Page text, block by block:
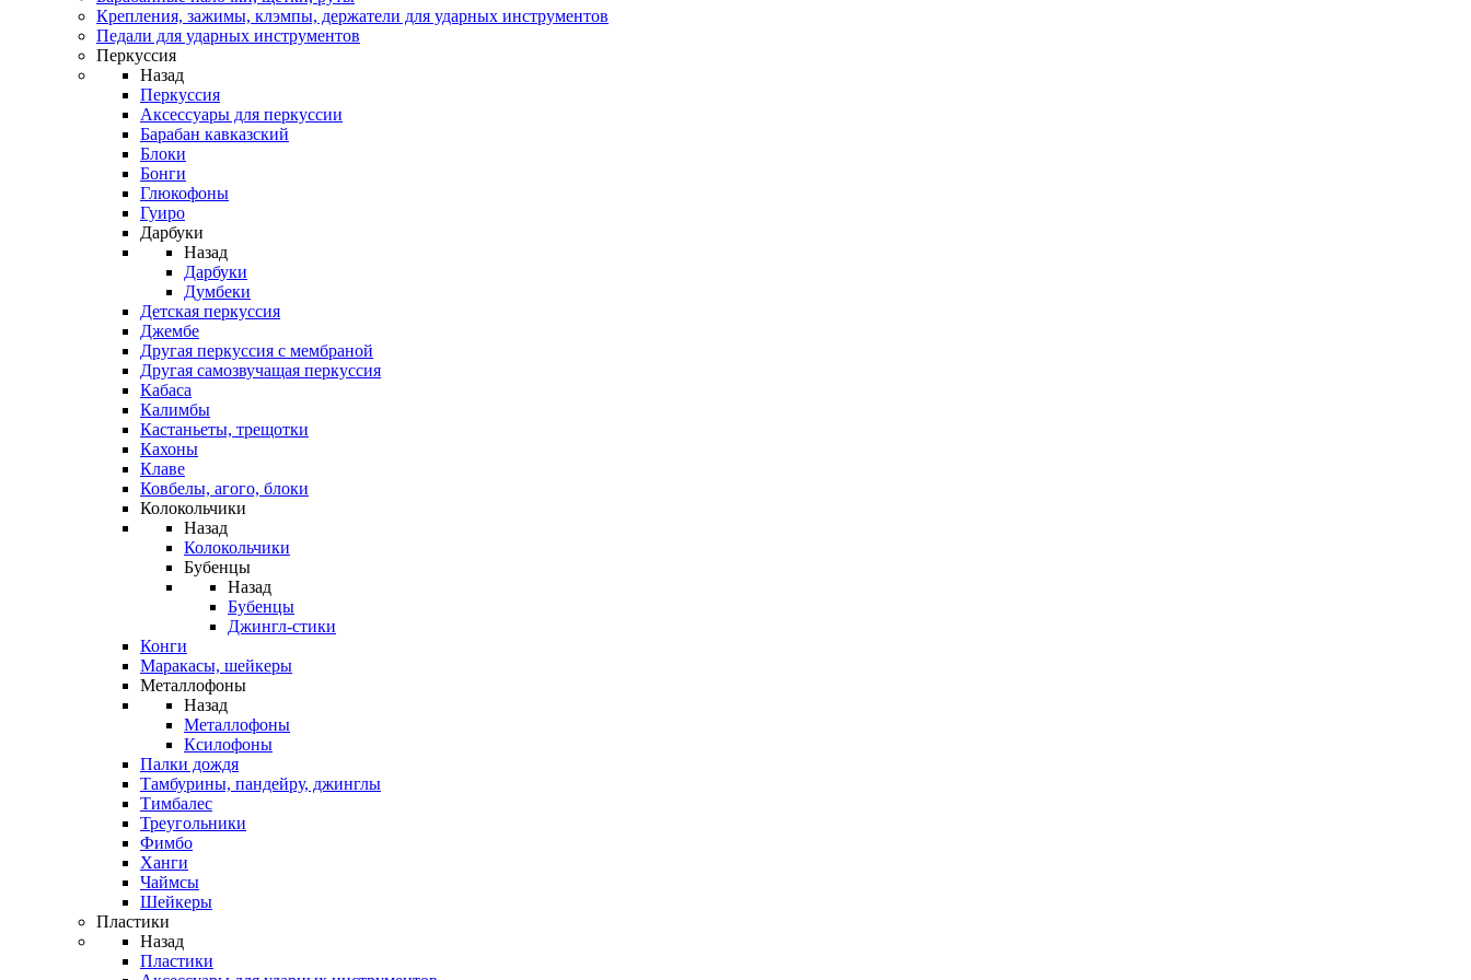
Крепления, зажимы, клэмпы, держатели для ударных инструментов
Педали для ударных инструментов
Перкуссия
Назад
Перкуссия
Аксессуары для перкуссии
Барабан кавказский
Блоки
Бонги
Глюкофоны
Гуиро
Дарбуки
Назад
Дарбуки
Думбеки
Детская перкуссия
Джембе
Другая перкуссия с мембраной
Другая самозвучащая перкуссия
Кабаса
Калимбы
Кастаньеты, трещотки
Кахоны
Клаве
Ковбелы, агого, блоки
Колокольчики
Назад
Колокольчики
Бубенцы
Назад
Бубенцы
Джингл-стики
Конги
Маракасы, шейкеры
Металлофоны
Назад
Металлофоны
Ксилофоны
Палки дождя
Тамбурины, пандейру, джинглы
Тимбалес
Треугольники
Фимбо
Ханги
Чаймсы
Шейкеры
Пластики
Назад
Пластики